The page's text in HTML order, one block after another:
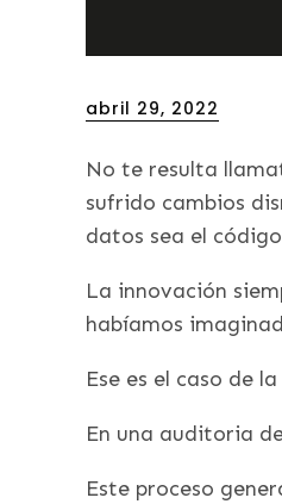
Posted
abril 29, 2022
No te resulta
sufrido cambios
datos sea el
La innovación
habíamos
Ese es el caso de
En una auditoria
Este proceso